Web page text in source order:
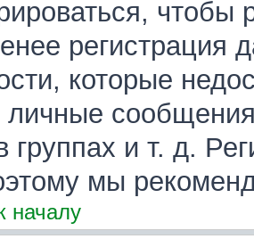
регистрация
которые
личные
группах и т. д.
мы
началу